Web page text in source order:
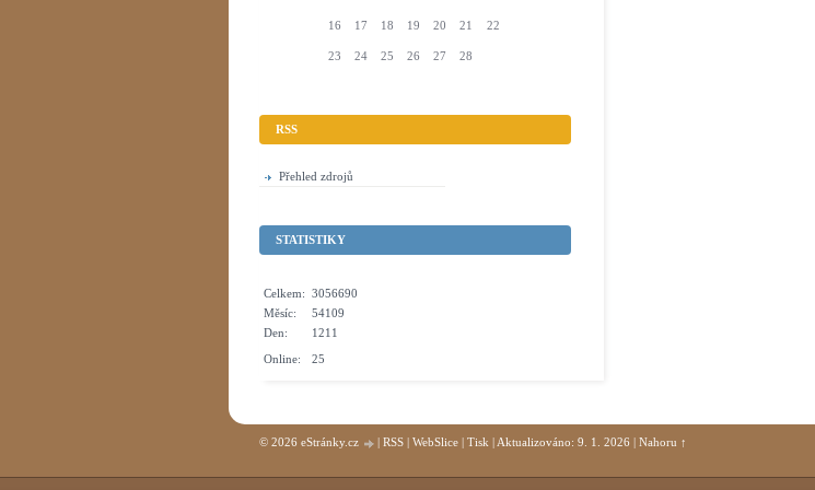
16 17 18 19 20 21 22
23 24 25 26 27 28
RSS
Přehled zdrojů
STATISTIKY
Online: 25
Celkem: 3056690
Měsíc:
54109
Den:
1211
© 2026 eStránky.cz | RSS | WebSlice | Tisk | Aktualizováno: 9. 1. 2026 | Nahoru ↑